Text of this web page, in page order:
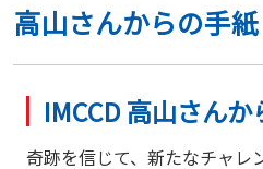
高山さんからの手紙
IMCCD 高山さん
奇跡を信じて、新たなチャレ